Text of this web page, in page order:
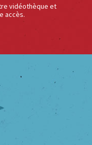
vidéothèque et
accès.